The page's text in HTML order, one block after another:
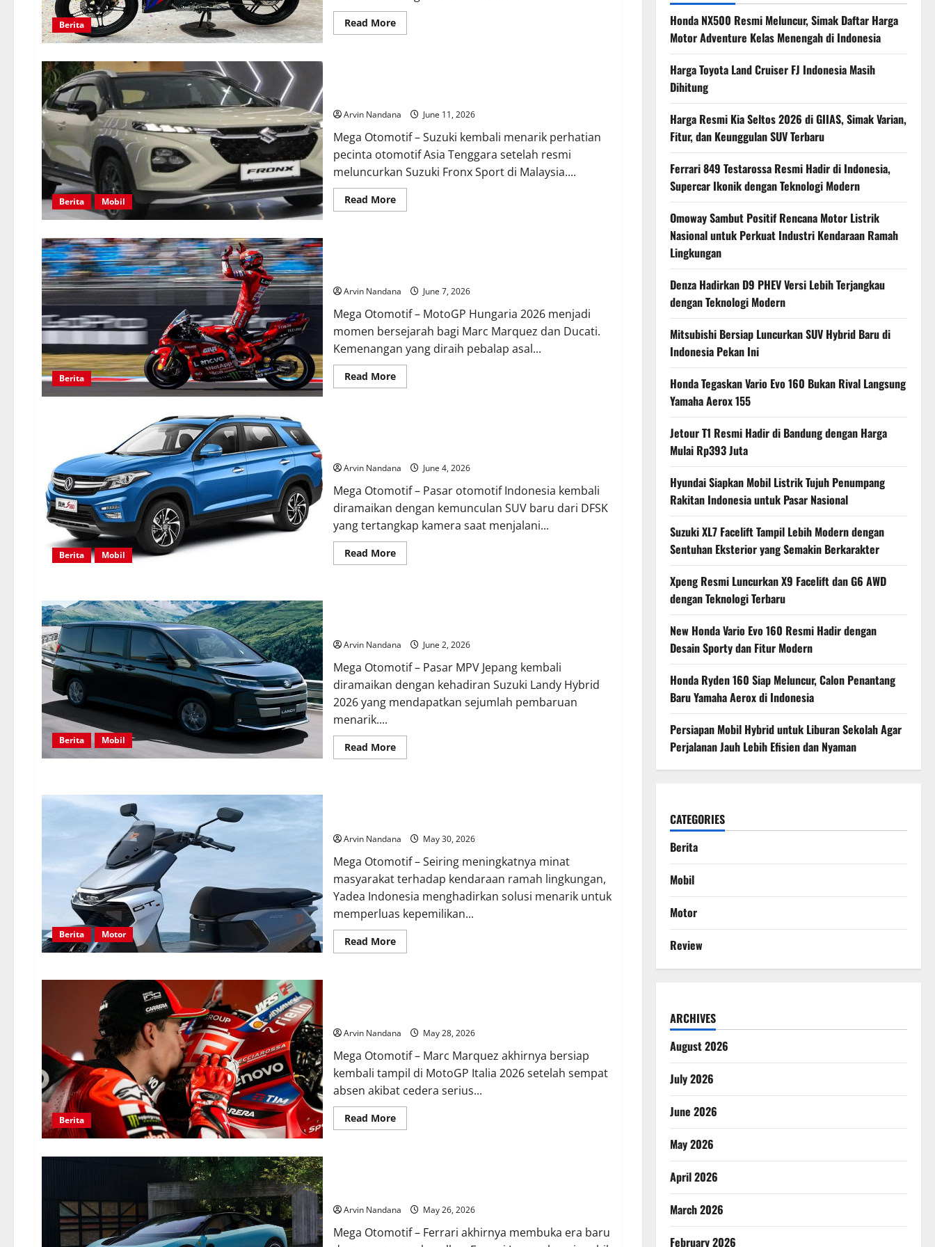
Berita Read MoreRead
more
Pramac
Resmi
Meluncur
di
2026,
Tampil
Lebih
Sporty
dan
Eksklusif
Berita Mobil
Arvin Nandana June 11, 2026
Mega Otomotif – Suzuki kembali menarik perhatian
pecinta otomotif Asia Tenggara setelah resmi
meluncurkan Suzuki Fronx Sport di Malaysia....
Read MoreRead
more
Mengapa
Belum
Hadir
di
Indonesia?
Berita
Arvin Nandana June 7, 2026
Mega Otomotif – MotoGP Hungaria 2026 menjadi
momen bersejarah bagi Marc Marquez dan Ducati.
Kemenangan yang diraih pebalap asal...
Read MoreRead
more
100
MotoGP,
Ukir
Sejarah
Baru
di
Hungaria
Berita Mobil
Arvin Nandana June 4, 2026
Mega Otomotif – Pasar otomotif Indonesia kembali
diramaikan dengan kemunculan SUV baru dari DFSK
yang tertangkap kamera saat menjalani...
Read MoreRead
more
Pertanda
Peluncuran
Semakin
Dekat
Berita Mobil
Arvin Nandana June 2, 2026
Mega Otomotif – Pasar MPV Jepang kembali
diramaikan dengan kehadiran Suzuki Landy Hybrid
2026 yang mendapatkan sejumlah pembaruan
menarik....
Read MoreRead
more
Saudara
Kembar
Toyota
Voxy
Kini
Tampil
Lebih
Modern
Berita Motor
Arvin Nandana May 30, 2026
Mega Otomotif – Seiring meningkatnya minat
masyarakat terhadap kendaraan ramah lingkungan,
Yadea Indonesia menghadirkan solusi menarik untuk
memperluas kepemilikan...
Read MoreRead
more
Masyarakat
Beralih
ke
Motor
Listrik
Berita
Arvin Nandana May 28, 2026
Mega Otomotif – Marc Marquez akhirnya bersiap
kembali tampil di MotoGP Italia 2026 setelah sempat
absen akibat cedera serius...
Read MoreRead
more
MotoGP
Mugello
2026
Arvin Nandana May 26, 2026
Mega Otomotif – Ferrari akhirnya membuka era baru
Honda NX500 Resmi Meluncur, Simak Daftar Harga
Motor Adventure Kelas Menengah di Indonesia
Harga Toyota Land Cruiser FJ Indonesia Masih
Dihitung
Harga Resmi Kia Seltos 2026 di GIIAS, Simak Varian,
Fitur, dan Keunggulan SUV Terbaru
Ferrari 849 Testarossa Resmi Hadir di Indonesia,
Supercar Ikonik dengan Teknologi Modern
Omoway Sambut Positif Rencana Motor Listrik
Nasional untuk Perkuat Industri Kendaraan Ramah
Lingkungan
Denza Hadirkan D9 PHEV Versi Lebih Terjangkau
dengan Teknologi Modern
Mitsubishi Bersiap Luncurkan SUV Hybrid Baru di
Indonesia Pekan Ini
Honda Tegaskan Vario Evo 160 Bukan Rival Langsung
Yamaha Aerox 155
Jetour T1 Resmi Hadir di Bandung dengan Harga
Mulai Rp393 Juta
Hyundai Siapkan Mobil Listrik Tujuh Penumpang
Rakitan Indonesia untuk Pasar Nasional
Suzuki XL7 Facelift Tampil Lebih Modern dengan
Sentuhan Eksterior yang Semakin Berkarakter
Xpeng Resmi Luncurkan X9 Facelift dan G6 AWD
dengan Teknologi Terbaru
New Honda Vario Evo 160 Resmi Hadir dengan
Desain Sporty dan Fitur Modern
Honda Ryden 160 Siap Meluncur, Calon Penantang
Baru Yamaha Aerox di Indonesia
Persiapan Mobil Hybrid untuk Liburan Sekolah Agar
Perjalanan Jauh Lebih Efisien dan Nyaman
CATEGORIES
Berita
Mobil
Motor
Review
ARCHIVES
August 2026
July 2026
June 2026
May 2026
April 2026
March 2026
February 2026